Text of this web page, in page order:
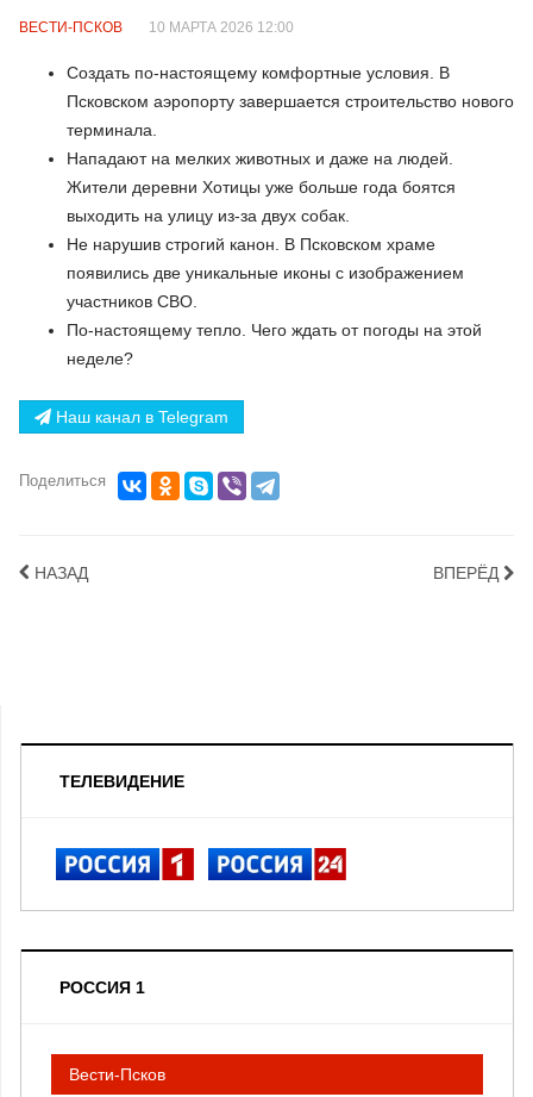
ВЕСТИ-ПСКОВ 10 МАРТА 2026 12:00
Создать по-настоящему комфортные условия. В
Псковском аэропорту завершается строительство нового
терминала.
Нападают на мелких животных и даже на людей.
Жители деревни Хотицы уже больше года боятся
выходить на улицу из-за двух собак.
Не нарушив строгий канон. В Псковском храме
появились две уникальные иконы с изображением
участников СВО.
По-настоящему тепло. Чего ждать от погоды на этой
неделе?
Наш канал в Telegram
Поделиться
НАЗАД ВПЕРЁД
ТЕЛЕВИДЕНИЕ
РОССИЯ 1
Вести-Псков